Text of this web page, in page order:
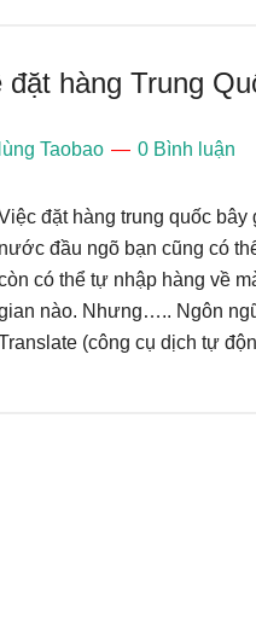
hàng Trung
Taobao 0 Bình luận
đặt hàng trung quốc
nước đầu ngõ bạn cũng có
có thể tự nhập hàng về
nào. Nhưng….. Ngôn
(công cụ dịch tự